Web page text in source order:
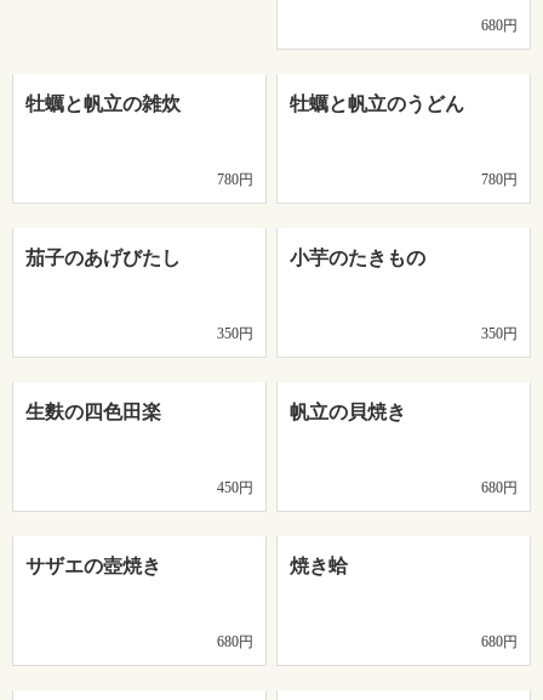
680円
牡蠣と帆立の雑炊
780円
牡蠣と帆立のうどん
780円
茄子のあげびたし
350円
小芋のたきもの
350円
生麩の四色田楽
450円
帆立の貝焼き
680円
サザエの壺焼き
680円
焼き蛤
680円